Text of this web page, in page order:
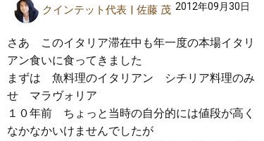
クインテット代表 佐藤 茂 2012年09月30日
さあ このイタリア滞在中も年一度の本場イタリ
アン食いに食ってきました
まずは 魚料理のイタリアン シチリア料理のみ
せ マラヴォリア
１０年前 ちょっと当時の自分的には値段が高く
なかなかいけませんでしたが